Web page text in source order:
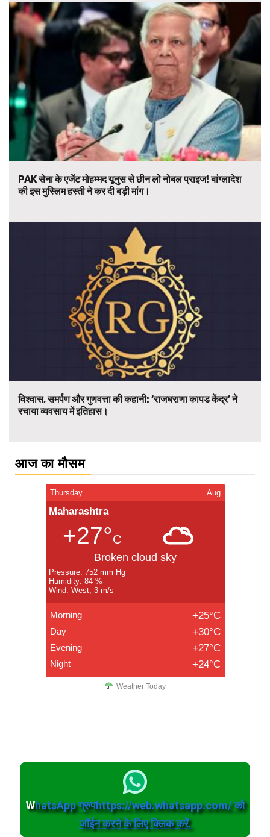
PAK सेना के एजेंट मोहम्मद यूनुस से छीन लो नोबल प्राइज! बांग्लादेश
की इस मुस्लिम हस्ती ने कर दी बड़ी मांग।
विश्वास, समर्पण और गुणवत्ता की कहानी: ‘राजघराणा कापड केंद्र’ ने
रचाया व्यवसाय में इतिहास।
आज का मौसम
Thursday Aug
Maharashtra
+27°C
Broken cloud sky
Pressure: 752 mm Hg
Humidity: 84 %
Wind: West, 3 m/s
Morning +25°C
Day +30°C
Evening +27°C
Night +24°C
Weather Today
WhatsApp ग्रुपhttps://web.whatsapp.com/ को
जॉईन करने के लिए क्लिक करें.